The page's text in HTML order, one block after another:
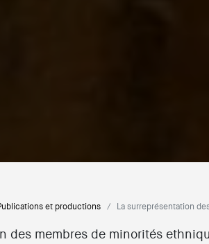
et productions La surreprésentation
des membres de minorités